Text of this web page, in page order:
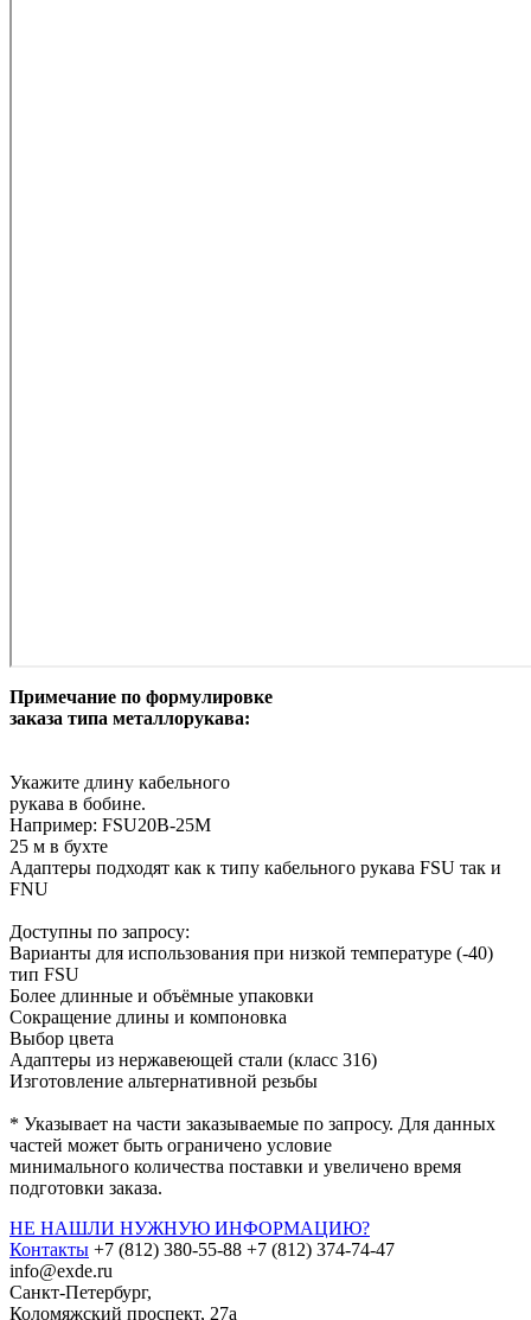
Примечание по формулировке
заказа типа металлорукава:
Укажите длину кабельного
рукава в бобине.
Например: FSU20B-25M
25 м в бухте
Адаптеры подходят как к типу кабельного рукава FSU так и
FNU
Доступны по запросу:
Варианты для использования при низкой температуре (-40)
тип FSU
Более длинные и объёмные упаковки
Сокращение длины и компоновка
Выбор цвета
Адаптеры из нержавеющей стали (класс 316)
Изготовление альтернативной резьбы
* Указывает на части заказываемые по запросу. Для данных
частей может быть ограничено условие
минимального количества поставки и увеличено время
подготовки заказа.
НЕ НАШЛИ НУЖНУЮ ИНФОРМАЦИЮ?
Контакты +7 (812) 380-55-88 +7 (812) 374-74-47
info@exde.ru
Санкт-Петербург,
Коломяжский проспект, 27a